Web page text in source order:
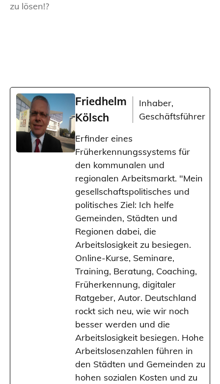
zu lösen!?
Friedhelm
Kölsch
Inhaber,
Geschäftsführer
Erfinder eines
Früherkennungssystems für
den kommunalen und
regionalen Arbeitsmarkt. "Mein
gesellschaftspolitisches und
politisches Ziel: Ich helfe
Gemeinden, Städten und
Regionen dabei, die
Arbeitslosigkeit zu besiegen.
Online-Kurse, Seminare,
Training, Beratung, Coaching,
Früherkennung, digitaler
Ratgeber, Autor. Deutschland
rockt sich neu, wie wir noch
besser werden und die
Arbeitslosigkeit besiegen. Hohe
Arbeitslosenzahlen führen in
den Städten und Gemeinden zu
hohen sozialen Kosten und zu